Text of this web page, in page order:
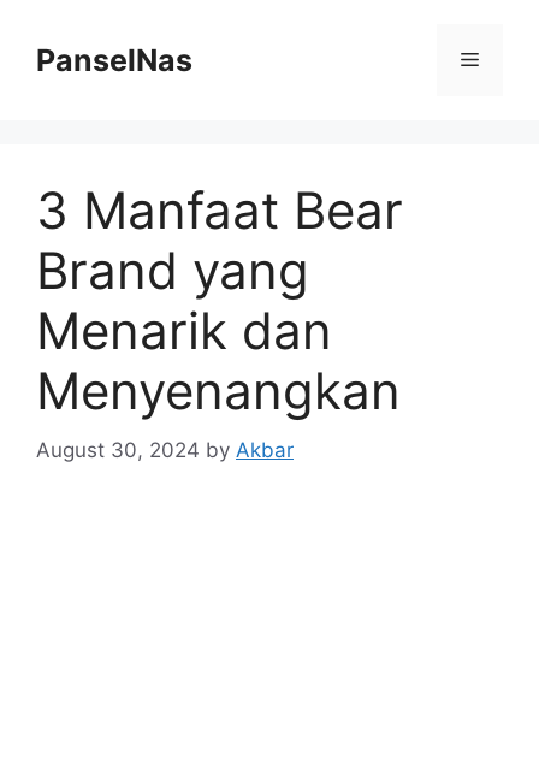
contentPanselNas Menu
3 Manfaat Bear
Brand yang
Menarik dan
Menyenangkan
August 30, 2024 by Akbar